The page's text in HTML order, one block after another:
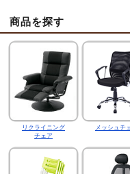
商品を探す
リクライニング
チェア
メッシュチ